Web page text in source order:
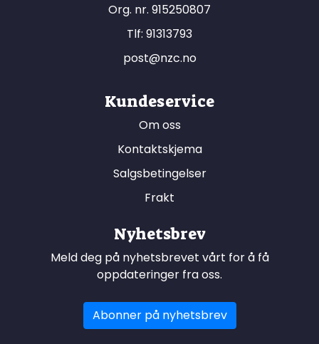
Org. nr. 915250807
Tlf: 91313793
post@nzc.no
Kundeservice
Om oss
Kontaktskjema
Salgsbetingelser
Frakt
Nyhetsbrev
Meld deg på nyhetsbrevet vårt for å få
oppdateringer fra oss.
Abonner på nyhetsbrev